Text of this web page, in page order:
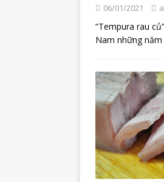
06/01/2021
“Tempura rau
Nam những năm